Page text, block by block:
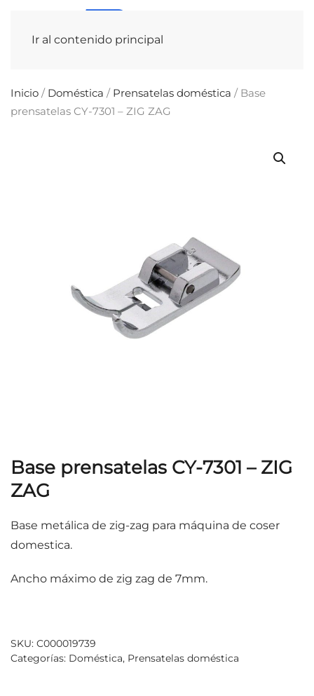
Ir al contenido principal
Inicio / Doméstica / Prensatelas doméstica / Base
prensatelas CY-7301 – ZIG ZAG
Base prensatelas CY-7301 – ZIG
ZAG
Base metálica de zig-zag para máquina de coser
domestica.
Ancho máximo de zig zag de 7mm.
SKU: C000019739
Categorías: Doméstica, Prensatelas doméstica